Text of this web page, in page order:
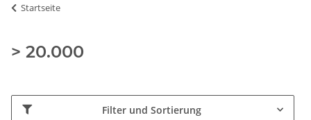
Startseite
> 20.000
Filter und Sortierung